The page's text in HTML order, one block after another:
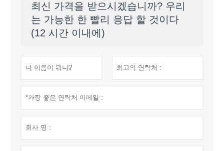
최신 가격을 받으시겠습니까? 우리
는 가능한 한 빨리 응답 할 것이다
(12 시간 이내에)